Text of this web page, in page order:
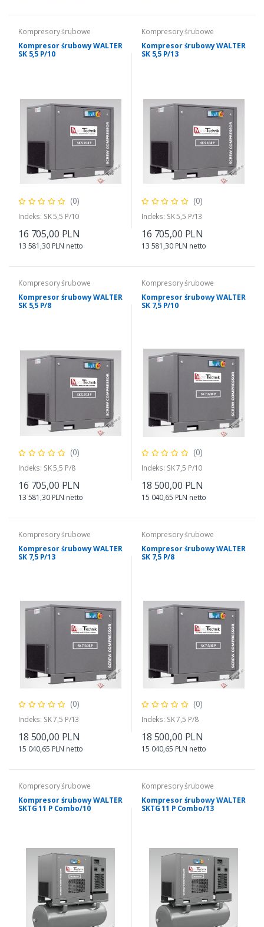
Kompresory śrubowe
Kompresor śrubowy WALTER
SK 5,5 P/10
(0)
Indeks: SK 5,5 P/10
16 705,00 PLN
13 581,30 PLN netto
Kompresory śrubowe
Kompresor śrubowy WALTER
SK 5,5 P/13
(0)
Indeks: SK 5,5 P/13
16 705,00 PLN
13 581,30 PLN netto
Kompresory śrubowe
Kompresor śrubowy WALTER
SK 5,5 P/8
(0)
Indeks: SK 5,5 P/8
16 705,00 PLN
13 581,30 PLN netto
Kompresory śrubowe
Kompresor śrubowy WALTER
SK 7,5 P/10
(0)
Indeks: SK 7,5 P/10
18 500,00 PLN
15 040,65 PLN netto
Kompresory śrubowe
Kompresor śrubowy WALTER
SK 7,5 P/13
(0)
Indeks: SK 7,5 P/13
18 500,00 PLN
15 040,65 PLN netto
Kompresory śrubowe
Kompresor śrubowy WALTER
SK 7,5 P/8
(0)
Indeks: SK 7,5 P/8
18 500,00 PLN
15 040,65 PLN netto
Kompresory śrubowe
Kompresor śrubowy WALTER
SKTG 11 P Combo/10
Kompresory śrubowe
Kompresor śrubowy WALTER
SKTG 11 P Combo/13